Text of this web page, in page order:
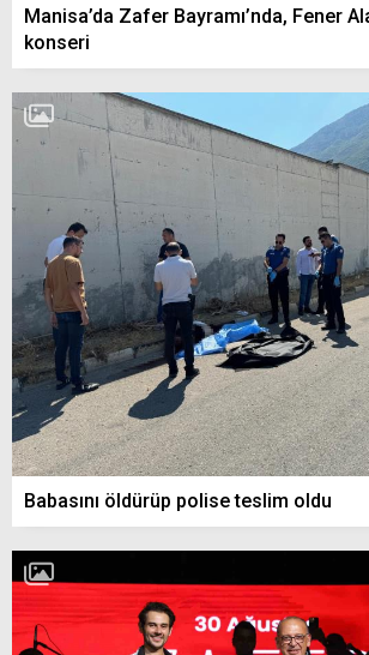
Manisa’da Zafer Bayramı’nda, Fener
konseri
Babasını öldürüp polise teslim oldu